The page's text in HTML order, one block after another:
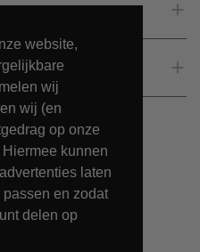
website,
wij
wij (en
op onze
kunnen
laten
en zodat
delen op